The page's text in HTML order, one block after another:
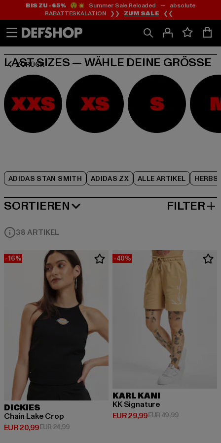
Zum
Inhalt
springen
Zum
Fußzeile
springen
BIS ZU -65%😲💥 Summer Sale Reloaded — absolute
RABATTESKALATION ❯❯ ZUM SALE ❮❮
ZURÜCK
LAST SIZES — WÄHLE DEINE GRÖSSE
ADIDAS STAN SMITH ADIDAS ZX ALLE ARTIKEL
Zum
Produktraster
springen
SORTIEREN
BELIEBTESTE FILTER
38 ARTIKEL
-16%
DICKIES
Chain Lake Crop
EUR 20,99
Derzeitiger Preis: EUR 20,99
EUR 24,99Aktionspreis: EUR 24,99
-40%
KARL KANI
KK Signature
EUR 29,99
Derzeitiger Preis: EUR 29,99
EUR 49,99Aktionspreis: